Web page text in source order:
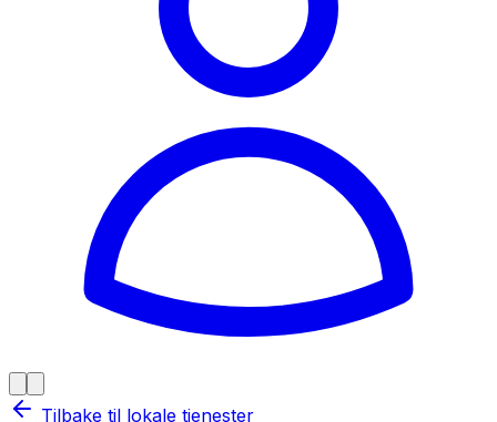
Tilbake til lokale tjenester